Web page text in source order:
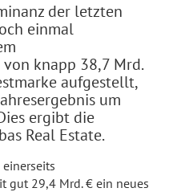
der letzten
einmal
knapp 38,7 Mrd.
aufgestellt,
um
ergibt die
Real Estate.
gut 29,4 Mrd. € ein neues